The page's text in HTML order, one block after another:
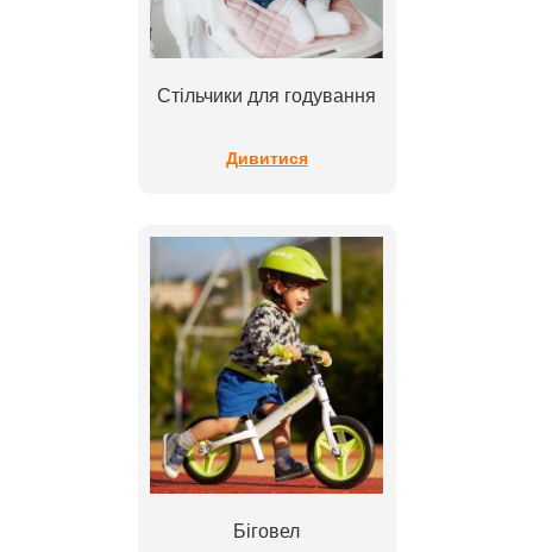
Стільчики для годування
Дивитися
Біговел